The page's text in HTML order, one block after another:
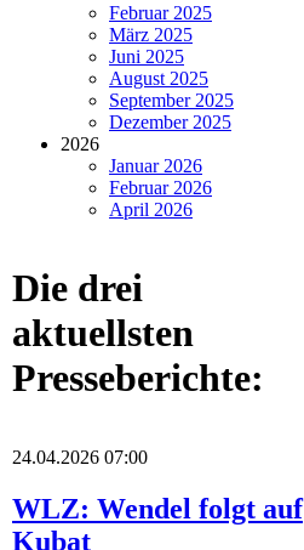
Februar 2025
März 2025
Juni 2025
August 2025
September 2025
Dezember 2025
2026
Januar 2026
Februar 2026
April 2026
Die drei
aktuellsten
Presseberichte:
24.04.2026 07:00
WLZ: Wendel folgt auf
Kubat